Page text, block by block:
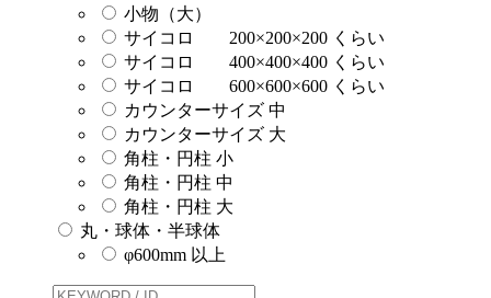
小物（大）
サイコロ 200×200×200 くらい
サイコロ 400×400×400 くらい
サイコロ 600×600×600 くらい
カウンターサイズ 中
カウンターサイズ 大
角柱・円柱 小
角柱・円柱 中
角柱・円柱 大
丸・球体・半球体
φ600mm 以上